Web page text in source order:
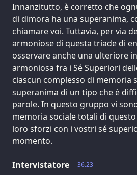
Innanzitutto, è corretto che
di dimora ha una superanima,
chiamare voi. Tuttavia, per via
armoniose di questa triade di
osservare anche una ulteriore
armoniosa fra i Sé Superiori
ciascun complesso di memoria
superanima di un tipo che è
parole. In questo gruppo vi
memoria sociale totali di
loro sforzi con i vostri sé
momento.
36.23
Intervistatore